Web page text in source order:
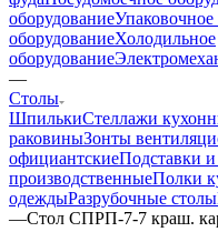
оборудованиеУпаковочное
оборудованиеХолодильное
оборудование
—
Столы
ШпилькиСтеллажи
раковиныЗонты
официантскиеПодставки
производственныеПолки
одеждыРазрубочные столы
—Стол СПРП-7-7 краш.